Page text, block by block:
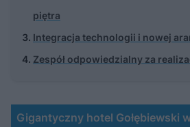
piętra
Integracja technologii i nowej
Zespół odpowiedzialny za
Gigantyczny hotel Gołębiewski